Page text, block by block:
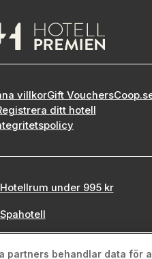
villkorGift Vouchers
ditt hotell
Hotellrum under 995 kr
Spahotell
partners behandlar data för